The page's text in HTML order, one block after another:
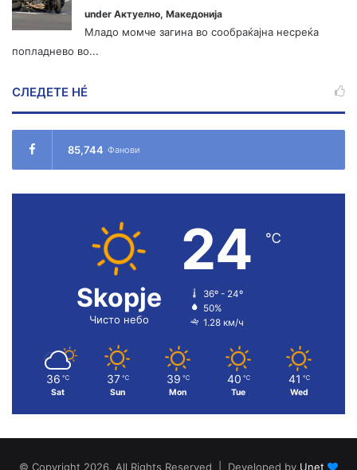
under Актуелно, Македонија
Младо момче загина во сообраќајна несреќа
попладнево во...
СЛЕДЕТЕ НÉ
85,744 Фанови
Skopje
Чисто небо
24 ℃
36º - 24º
50%
1.28 км/ч
36 ℃
Sat
37 ℃
Sun
39 ℃
Mon
40 ℃
Tue
41 ℃
Wed
© Copyright 2026, All Rights Reserved | Developed by Unet